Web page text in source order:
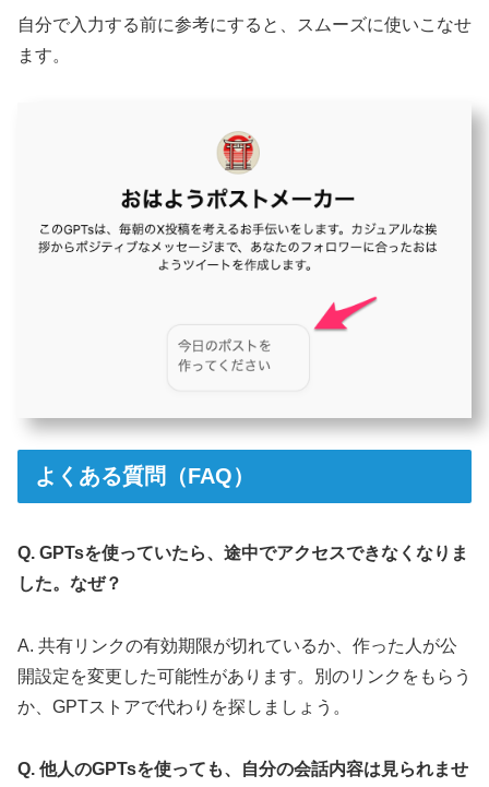
自分で入力する前に参考にすると、スムーズに使いこなせ
ます。
よくある質問（FAQ）
Q. GPTsを使っていたら、途中でアクセスできなくなりま
した。なぜ？
A. 共有リンクの有効期限が切れているか、作った人が公
開設定を変更した可能性があります。別のリンクをもらう
か、GPTストアで代わりを探しましょう。
Q. 他人のGPTsを使っても、自分の会話内容は見られませ